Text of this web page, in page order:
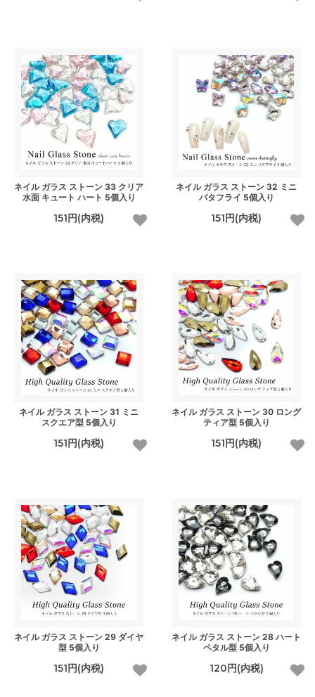
ネイル ガラス ストーン 33 クリア
水面 キュート ハート 5個入り
151円(内税)
ネイル ガラス ストーン 32 ミニ
バタフライ 5個入り
151円(内税)
ネイル ガラス ストーン 31 ミニ
スクエア型 5個入り
151円(内税)
ネイル ガラス ストーン 30 ロング
ティア型 5個入り
151円(内税)
ネイル ガラス ストーン 29 ダイヤ
型 5個入り
151円(内税)
ネイル ガラス ストーン 28 ハート
ペタル型 5個入り
120円(内税)